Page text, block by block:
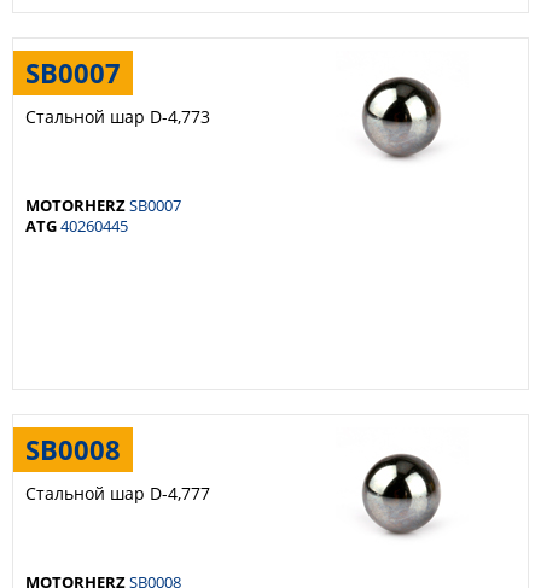
SB0007
Стальной шар D-4,773
MOTORHERZSB0007
ATG40260445
SB0008
Стальной шар D-4,777
MOTORHERZSB0008